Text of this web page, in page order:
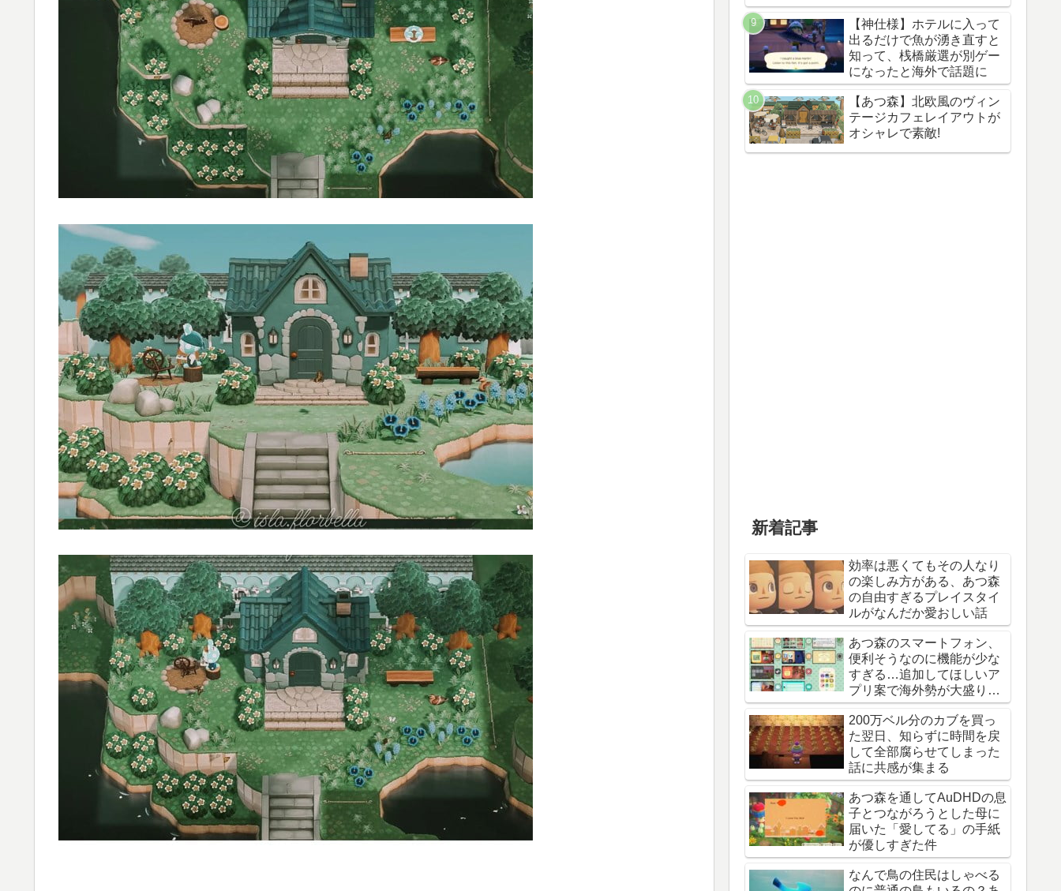
【神仕様】ホテルに入って
出るだけで魚が湧き直すと
知って、桟橋厳選が別ゲー
になったと海外で話題に
【あつ森】北欧風のヴィン
テージカフェレイアウトが
オシャレで素敵!
新着記事
効率は悪くてもその人なり
の楽しみ方がある、あつ森
の自由すぎるプレイスタイ
ルがなんだか愛おしい話
あつ森のスマートフォン、
便利そうなのに機能が少な
すぎる…追加してほしいア
プリ案で海外勢が大盛り上
がり
200万ベル分のカブを買っ
た翌日、知らずに時間を戻
して全部腐らせてしまった
話に共感が集まる
あつ森を通してAuDHDの息
子とつながろうとした母に
届いた「愛してる」の手紙
が優しすぎた件
なんで鳥の住民はしゃべる